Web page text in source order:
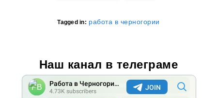
Tagged in: работа в черногории
Наш канал в телеграме